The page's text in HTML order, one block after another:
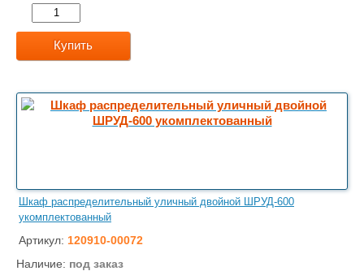
Купить
Шкаф распределительный уличный двойной ШРУД-600
укомплектованный
Артикул: 120910-00072
Наличие: под заказ